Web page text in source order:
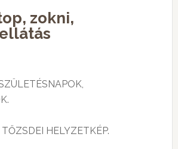
zokni,
HELYZETKÉP.